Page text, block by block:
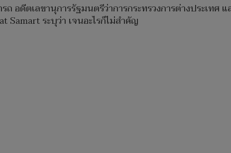
ดีตเลขานุการรัฐมนตรีว่าการกระทรวงการต่างประเทศ
ระบุว่า เจนอะไรก็ไม่สำคัญ